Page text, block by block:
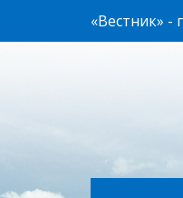
«Вестник» -